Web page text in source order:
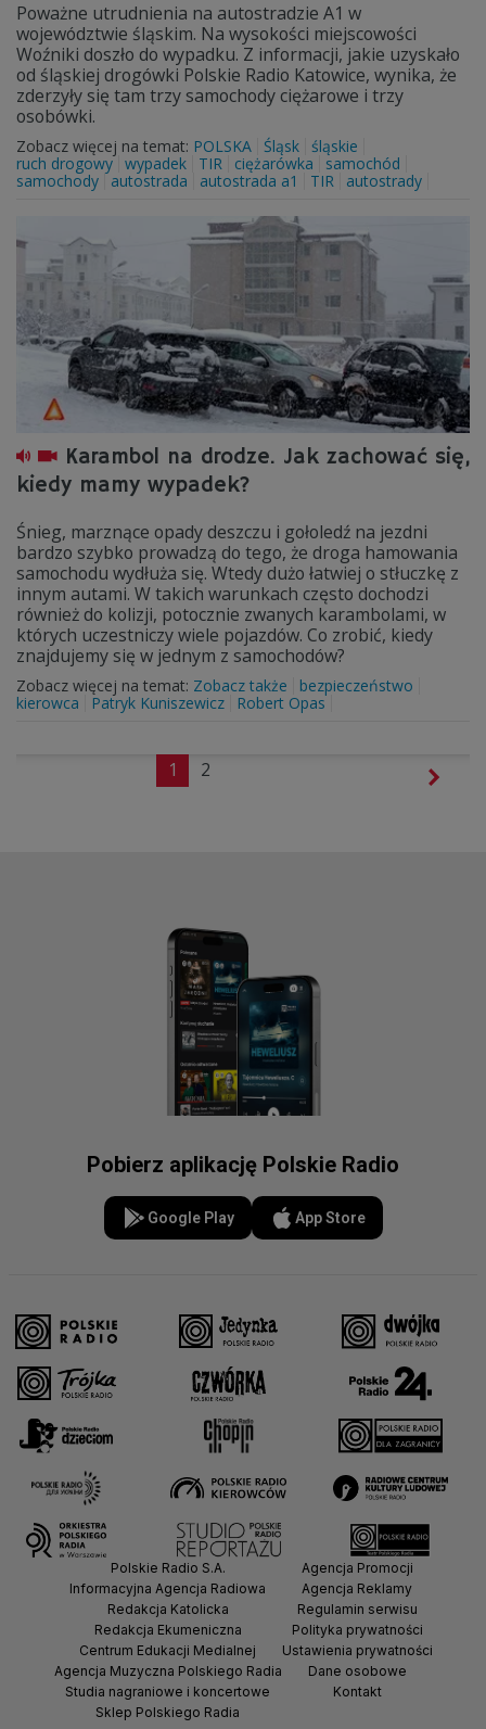
Poważne utrudnienia na autostradzie A1 w
województwie śląskim. Na wysokości miejscowości
Woźniki doszło do wypadku. Z informacji, jakie uzyskało
od śląskiej drogówki Polskie Radio Katowice, wynika, że
zderzyły się tam trzy samochody ciężarowe i trzy
osobówki.
Zobacz więcej na temat: POLSKA Śląsk śląskie
ruch drogowy wypadek TIR ciężarówka
samochód
samochody
autostrada autostrada a1 TIR autostrady
Karambol na drodze. Jak zachować się,
kiedy mamy wypadek?
Śnieg, marznące opady deszczu i gołoledź na jezdni
bardzo szybko prowadzą do tego, że droga hamowania
samochodu wydłuża się. Wtedy dużo łatwiej o stłuczkę z
innym autami. W takich warunkach często dochodzi
również do kolizji, potocznie zwanych karambolami, w
których uczestniczy wiele pojazdów. Co zrobić, kiedy
znajdujemy się w jednym z samochodów?
Zobacz więcej na temat: Zobacz także
bezpieczeństwo
kierowca
Patryk Kuniszewicz Robert Opas
1 2
Pobierz aplikację Polskie Radio
Google Play App Store
Polskie Radio S.A.
Informacyjna Agencja Radiowa
Redakcja Katolicka
Redakcja Ekumeniczna
Centrum Edukacji Medialnej
Agencja Muzyczna Polskiego Radia
Studia nagraniowe i koncertowe
Sklep Polskiego Radia
Agencja Promocji
Agencja Reklamy
Regulamin serwisu
Polityka prywatności
Ustawienia prywatności
Dane osobowe
Kontakt